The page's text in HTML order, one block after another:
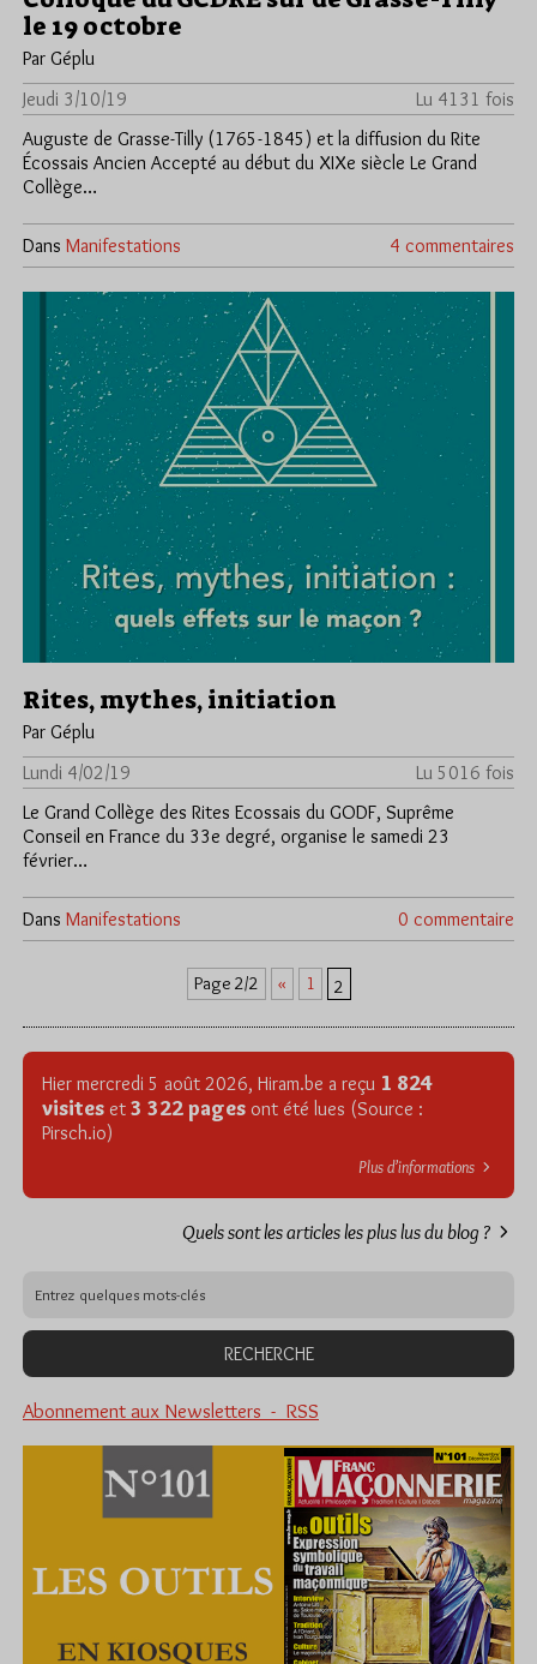
le 19 octobre
Par Géplu
Jeudi 3/10/19
Lu 4131 fois
Auguste de Grasse-Tilly (1765-1845) et la diffusion du Rite
Écossais Ancien Accepté au début du XIXe siècle Le Grand
Collège…
Dans Manifestations 4 commentaires
Rites, mythes, initiation
Par Géplu
Lundi 4/02/19
Lu 5016 fois
Le Grand Collège des Rites Ecossais du GODF, Suprême
Conseil en France du 33e degré, organise le samedi 23
février…
Dans Manifestations 0 commentaire
Page 2/2 « 1 2
Hier mercredi 5 août 2026, Hiram.be a reçu 1 824
visites et 3 322 pages ont été lues (Source :
Pirsch.io)
Plus d’informations
Quels sont les articles les plus lus du blog ?
Abonnement aux Newsletters - RSS